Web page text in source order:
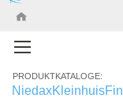
PRODUKTKATALOGE:
NiedaxKleinhuis